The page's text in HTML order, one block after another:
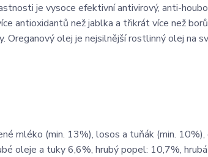
je vysoce efektivní antivirový, anti-
antioxidantů než jablka a třikrát více než
Oreganový olej je nejsilnější rostlinný olej na
mléko (min. 13%), losos a tuňák (min.
oleje a tuky 6,6%, hrubý popel: 10,7%,